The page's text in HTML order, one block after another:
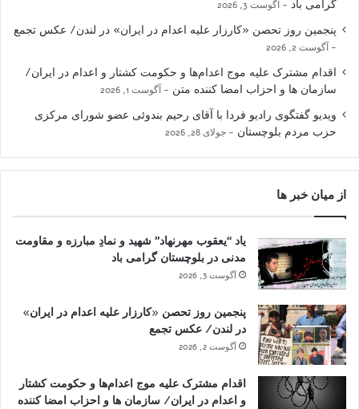
گرامی باد
آگوست 3, 2026
پنجمین روز تحصن «کارزار علیه اعدام در ایران» در لندن/ عکس تجمع
آگوست 2, 2026
اقدام مشترک علیه موج اعدام‌ها و حکومت کشتار و اعدام در ایران/
سازمان ها و احزاب امضا کننده متن
آگوست 1, 2026
ویدیو گفتگوی رادیو فردا با آقای رحیم بندوئی عضو شورای مرکزی
حزب مردم بلوچستان
جولای 28, 2026
از میان خبر ها
یاد “یعقوب مهرنهاد” شهید و نمادِ مبارزه و مقاومت
مدنی در بلوچستان گرامی باد
آگوست 3, 2026
پنجمین روز تحصن «کارزار علیه اعدام در ایران»
در لندن/ عکس تجمع
آگوست 2, 2026
اقدام مشترک علیه موج اعدام‌ها و حکومت کشتار
و اعدام در ایران/ سازمان ها و احزاب امضا کننده